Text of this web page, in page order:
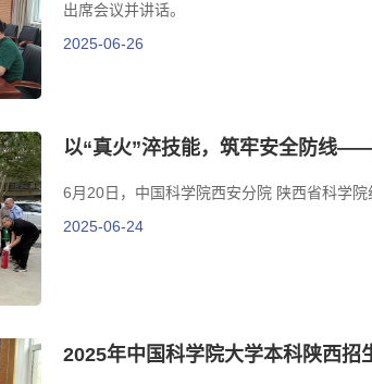
出席会议并讲话。
2025-06-26
以“真火”淬技能，筑牢安全防线
6月20日，中国科学院西安分院 陕西省科学
2025-06-24
2025年中国科学院大学本科陕西招